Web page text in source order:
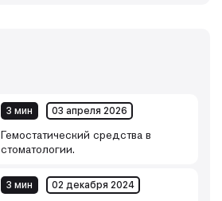
3 мин 03 апреля 2026
Гемостатический средства в
стоматологии.
3 мин 02 декабря 2024